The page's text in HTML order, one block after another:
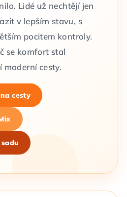
Lidé už nechtějí jen
v lepším stavu, s
pocitem kontroly.
se komfort stal
cesty.
cesty